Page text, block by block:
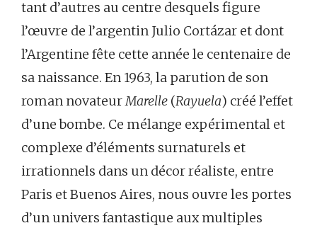
tant d’autres au centre desquels figure
l’œuvre de l’argentin Julio Cortázar et dont
l’Argentine fête cette année le centenaire de
sa naissance. En 1963, la parution de son
roman novateurMarelle (Rayuela) créé l’effet
d’une bombe. Ce mélange expérimental et
complexe d’éléments surnaturels et
irrationnels dans un décor réaliste, entre
Paris et Buenos Aires, nous ouvre les portes
d’un univers fantastique aux multiples